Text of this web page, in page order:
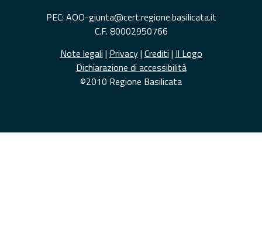
PEC: AOO-giunta@cert.regione.basilicata.it
C.F. 80002950766
Note legali | Privacy| Crediti | Il Logo
Dichiarazione di accessibilità
©2010 Regione Basilicata